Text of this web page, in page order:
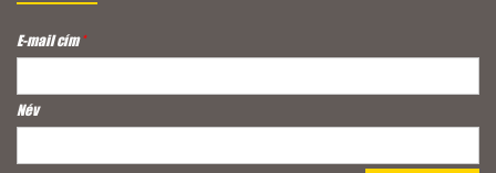
E-mail cím*
Név